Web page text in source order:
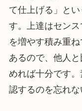
て仕上げる」と
す。上達はセン
を増やす積み重
あるので、他人
めれば十分です
認するのを忘れな